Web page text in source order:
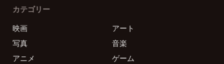
カテゴリー
映画
アート
写真
音楽
アニメ
ゲーム